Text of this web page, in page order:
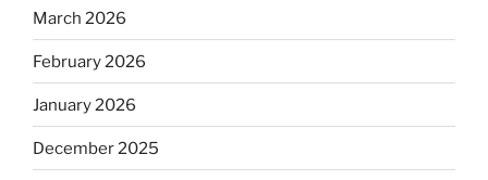
March 2026
February 2026
January 2026
December 2025